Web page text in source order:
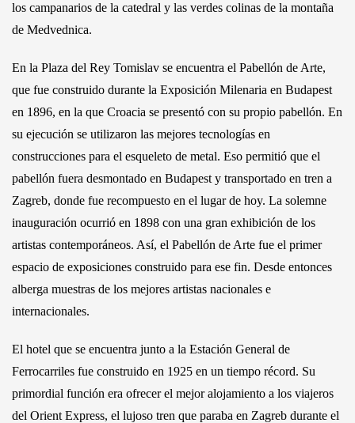
los campanarios de la catedral y las verdes colinas de la montaña
de Medvednica.
En la Plaza del Rey Tomislav se encuentra el Pabellón de Arte,
que fue construido durante la Exposición Milenaria en Budapest
en 1896, en la que Croacia se presentó con su propio pabellón. En
su ejecución se utilizaron las mejores tecnologías en
construcciones para el esqueleto de metal. Eso permitió que el
pabellón fuera desmontado en Budapest y transportado en tren a
Zagreb, donde fue recompuesto en el lugar de hoy. La solemne
inauguración ocurrió en 1898 con una gran exhibición de los
artistas contemporáneos. Así, el Pabellón de Arte fue el primer
espacio de exposiciones construido para ese fin. Desde entonces
alberga muestras de los mejores artistas nacionales e
internacionales.
El hotel que se encuentra junto a la Estación General de
Ferrocarriles fue construido en 1925 en un tiempo récord. Su
primordial función era ofrecer el mejor alojamiento a los viajeros
del Orient Express, el lujoso tren que paraba en Zagreb durante el